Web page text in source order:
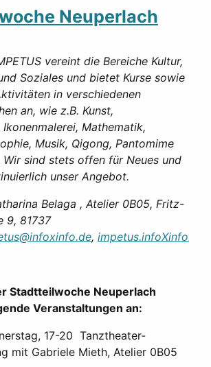
Neuperlach
vereint die Bereiche Kultur,
Soziales und bietet Kurse sowie
in verschiedenen
an, wie z.B. Kunst,
Mathematik,
Musik, Qigong, Pantomime
Wir sind stets offen für Neues und
unser Angebot.
Belaga , Atelier 0B05, Fritz-
9, 81737
, impetus.infoXinfo.de
Stadtteilwoche Neuperlach
Veranstaltungen an:
17-20 Tanztheater-
mit Gabriele Mieth, Atelier 0B05